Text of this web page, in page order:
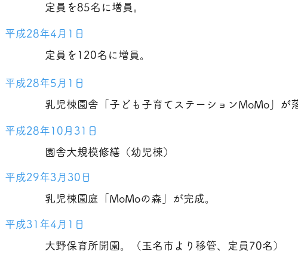
定員を85名に増員。
平成28年4月1日
定員を120名に増員。
平成28年5月1日
乳児棟園舎「子ども子育てステーションMoMo」が
平成28年10月31日
園舎大規模修繕（幼児棟）
平成29年3月30日
乳児棟園庭「MoMoの森」が完成。
平成31年4月1日
大野保育所開園。（玉名市より移管、定員70名）